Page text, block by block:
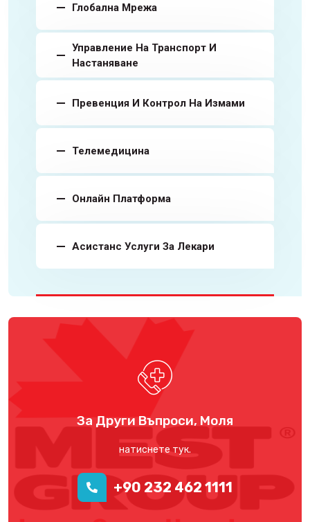
Глобална Мрежа
Управление На Транспорт И
Настаняване
Превенция И Контрол На Измами
Телемедицина
Онлайн Платформа
Асистанс Услуги За Лекари
За Други Въпроси, Моля
натиснете тук.
+90 232 462 1111